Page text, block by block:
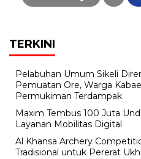
TERKINI
Pelabuhan Umum Sikeli
Pemuatan Ore, Warga
Permukiman Terdampak
Maxim Tembus 100 Juta
Layanan Mobilitas Digital
Al Khansa Archery
Tradisional untuk Pererat